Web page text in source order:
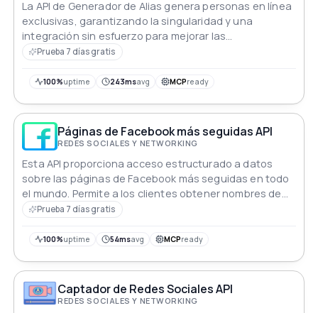
La API de Generador de Alias genera personas en línea
exclusivas, garantizando la singularidad y una
integración sin esfuerzo para mejorar las
interacciones de los usuarios en diversas plataformas.
Prueba 7 días gratis
100%uptime 243msavg MCPready
Páginas de Facebook más seguidas API
REDES SOCIALES Y NETWORKING
Esta API proporciona acceso estructurado a datos
sobre las páginas de Facebook más seguidas en todo
el mundo. Permite a los clientes obtener nombres de
páginas, estadísticas de seguidores, clasificaciones y
claros y parametrizados.
Prueba 7 días gratis
100%uptime 54msavg MCPready
Captador de Redes Sociales API
REDES SOCIALES Y NETWORKING